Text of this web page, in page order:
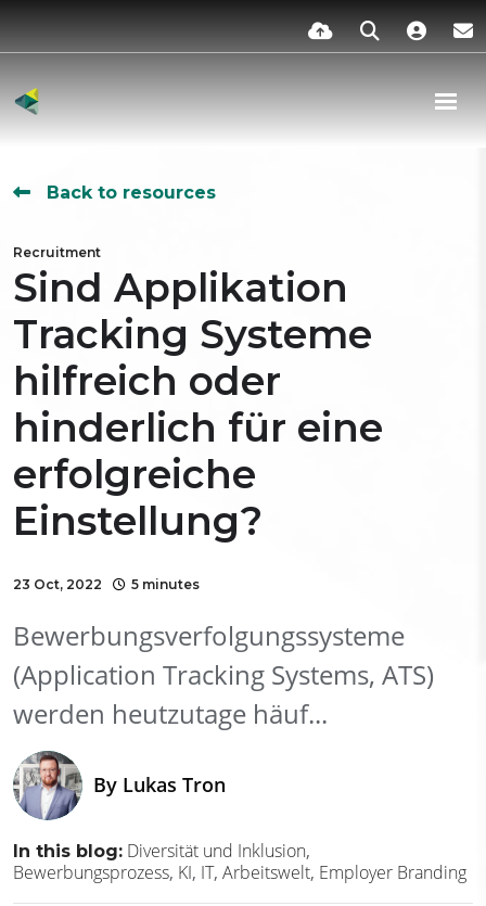
Back to resources
Recruitment
Sind Applikation
Tracking Systeme
hilfreich oder
hinderlich für eine
erfolgreiche
Einstellung?
23 Oct, 2022 5 minutes
Bewerbungsverfolgungssysteme
(Application Tracking Systems, ATS)
werden heutzutage häuf...
By Lukas Tron
In this blog: Diversität und Inklusion
Bewerbungsprozess KI IT Arbeitswelt Employer Branding